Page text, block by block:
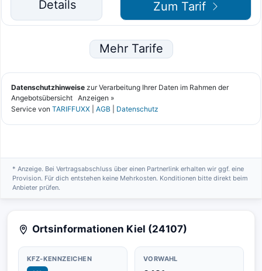
* Anzeige. Bei Vertragsabschluss über einen Partnerlink erhalten wir ggf. eine
Provision. Für dich entstehen keine Mehrkosten. Konditionen bitte direkt beim
Anbieter prüfen.
Ortsinformationen Kiel (24107)
KFZ-KENNZEICHEN VORWAHL